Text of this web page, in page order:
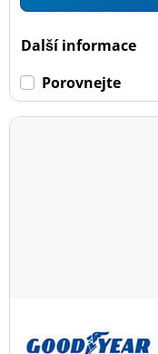
Další informace
Porovnejte